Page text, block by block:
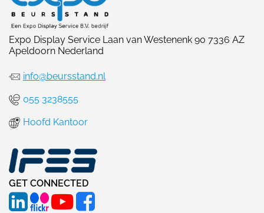
Expo Display Service Laan van Westenenk 90 7336 AZ
Apeldoorn Nederland
info@beursstand.nl
055 3238555
Hoofd Kantoor
GET CONNECTED